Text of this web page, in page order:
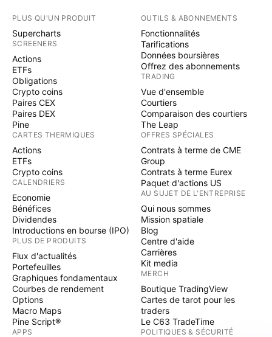
PLUS QU'UN PRODUIT
Supercharts
SCREENERS
Actions
ETFs
Obligations
Crypto coins
Paires CEX
Paires DEX
Pine
CARTES THERMIQUES
Actions
ETFs
Crypto coins
CALENDRIERS
Economie
Bénéfices
Dividendes
Introductions en bourse (IPO)
PLUS DE PRODUITS
Flux d'actualités
Portefeuilles
Graphiques fondamentaux
Courbes de rendement
Options
Macro Maps
Pine Script®
APPS
OUTILS & ABONNEMENTS
Fonctionnalités
Tarifications
Données boursières
Offrez des abonnements
TRADING
Vue d'ensemble
Courtiers
Comparaison des courtiers
The Leap
OFFRES SPÉCIALES
Contrats à terme de CME
Group
Contrats à terme Eurex
Paquet d'actions US
AU SUJET DE L'ENTREPRISE
Qui nous sommes
Mission spatiale
Blog
Centre d'aide
Carrières
Kit media
MERCH
Boutique TradingView
Cartes de tarot pour les
traders
Le C63 TradeTime
POLITIQUES & SÉCURITÉ